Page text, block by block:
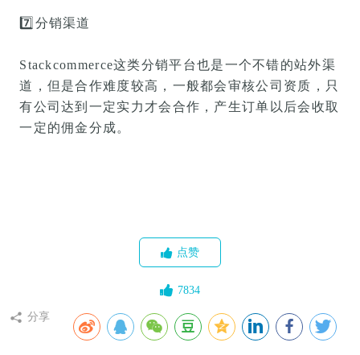
7️⃣ 分销渠道
Stackcommerce这类分销平台也是一个不错的站外渠
道，但是合作难度较高，一般都会审核公司资质，只
有公司达到一定实力才会合作，产生订单以后会收取
一定的佣金分成。
点赞
7834
分享